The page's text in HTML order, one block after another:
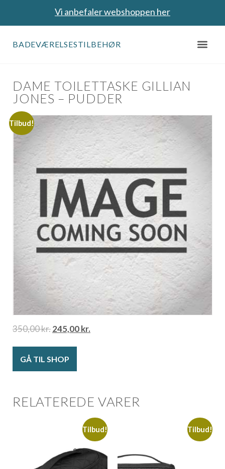
Vi anbefaler webshoppen her
BADEVÆRELSESTILBEHØR
DAME TOILETTASKE GILLIAN
JONES – PUDDER
Tilbud!
350,00kr.245,00kr.
GÅ TIL SHOP
RELATEREDE VARER
Tilbud! Tilbud!